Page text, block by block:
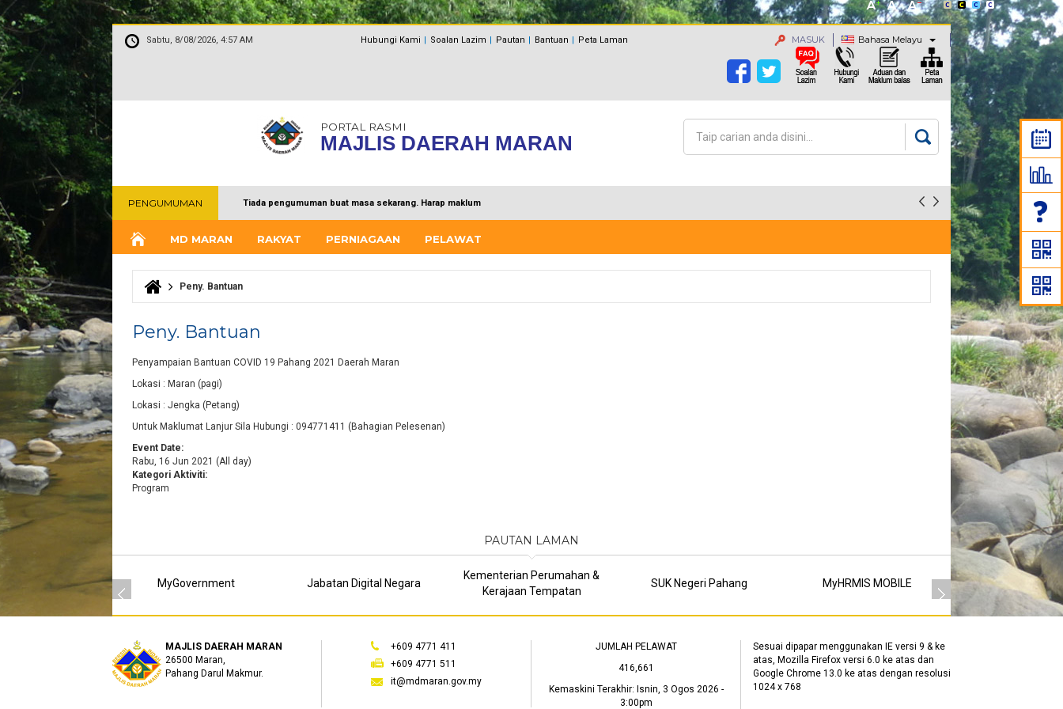
Sabtu, 8/08/2026, 4:57 AM Hubungi Kami Soalan Lazim Pautan Bantuan Peta Laman MASUK Bahasa Melayu
PORTAL RASMI
MAJLIS DAERAH MARAN Borang carian
Carian
PENGUMUMAN Tiada pengumuman buat masa sekarang. Harap maklum
MD MARAN RAKYAT PERNIAGAAN PELAWAT
Anda di sini
Peny. Bantuan
Peny. Bantuan
Penyampaian Bantuan COVID 19 Pahang 2021 Daerah Maran
Lokasi : Maran (pagi)
Lokasi : Jengka (Petang)
Untuk Maklumat Lanjur Sila Hubungi : 094771411 (Bahagian Pelesenan)
Event Date:
Rabu, 16 Jun 2021 (All day)
Kategori Aktiviti:
Program
PAUTAN LAMAN
MyGovernment Jabatan Digital Negara
Kementerian Perumahan &
Kerajaan Tempatan
SUK Negeri Pahang MyHRMIS MOBILE MSC
MAJLIS DAERAH MARAN
26500 Maran,
Pahang Darul Makmur.
+609 4771 411
+609 4771 511
it@mdmaran.gov.my
JUMLAH PELAWAT
416,661
Kemaskini Terakhir: Isnin, 3 Ogos 2026 -
3:00pm
Sesuai dipapar menggunakan IE versi 9 & ke
atas, Mozilla Firefox versi 6.0 ke atas dan
Google Chrome 13.0 ke atas dengan resolusi
1024 x 768